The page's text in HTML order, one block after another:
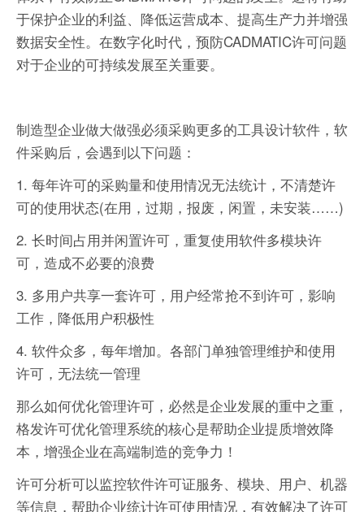
于保护企业的利益、降低运营成本、提高生产力并增强
数据安全性。在数字化时代，预防CADMATIC许可问题
对于企业的可持续发展至关重要。
制造型企业做大做强必须采购更多的工具设计软件，软
件采购后，会遇到以下问题：
1. 每年许可的采购量和使用情况无法统计，不清楚许
可的使用状态(在用，过期，报废，闲置，未安装……)
2. 长时间占用并闲置许可，重复使用软件多模块许
可，造成不必要的浪费
3. 多用户共享一套许可，用户经常抢不到许可，影响
工作，降低用户积极性
4. 软件众多，每年增加。各部门单独管理维护和使用
许可，无法统一管理
那么如何优化管理许可，必然是企业发展的重中之重，
格发许可优化管理系统的核心是帮助企业提质增效降
本，增强企业在高端制造的竞争力！
许可分析可以监控软件许可证服务、模块、用户、机器
等信息，帮助企业统计许可使用情况，有效解决了许可